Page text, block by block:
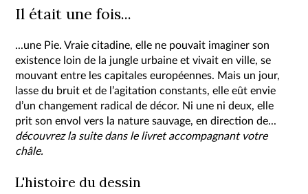
Il était une fois...
...une Pie. Vraie citadine, elle ne pouvait imaginer son
existence loin de la jungle urbaine et vivait en ville, se
mouvant entre les capitales européennes. Mais un jour,
lasse du bruit et de l’agitation constants, elle eût envie
d’un changement radical de décor. Ni une ni deux, elle
prit son envol vers la nature sauvage, en direction de...
découvrez la suite dans le livret accompagnant votre
châle.
L'histoire du dessin